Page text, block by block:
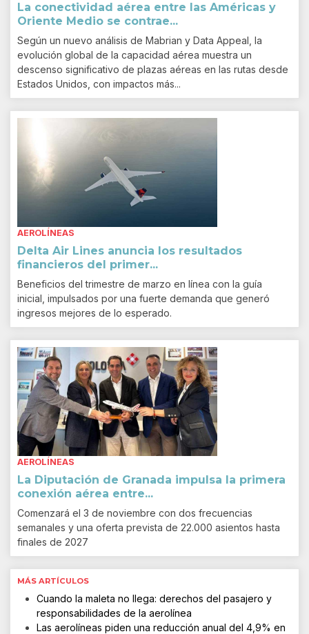
La conectividad aérea entre las Américas y
Oriente Medio se contrae...
Según un nuevo análisis de Mabrian y Data Appeal, la
evolución global de la capacidad aérea muestra un
descenso significativo de plazas aéreas en las rutas desde
Estados Unidos, con impactos más...
AEROLÍNEAS
Delta Air Lines anuncia los resultados
financieros del primer...
Beneficios del trimestre de marzo en línea con la guía
inicial, impulsados por una fuerte demanda que generó
ingresos mejores de lo esperado.
AEROLÍNEAS
La Diputación de Granada impulsa la primera
conexión aérea entre...
Comenzará el 3 de noviembre con dos frecuencias
semanales y una oferta prevista de 22.000 asientos hasta
finales de 2027
MÁS ARTÍCULOS
Cuando la maleta no llega: derechos del pasajero y
responsabilidades de la aerolínea
Las aerolíneas piden una reducción anual del 4,9% en